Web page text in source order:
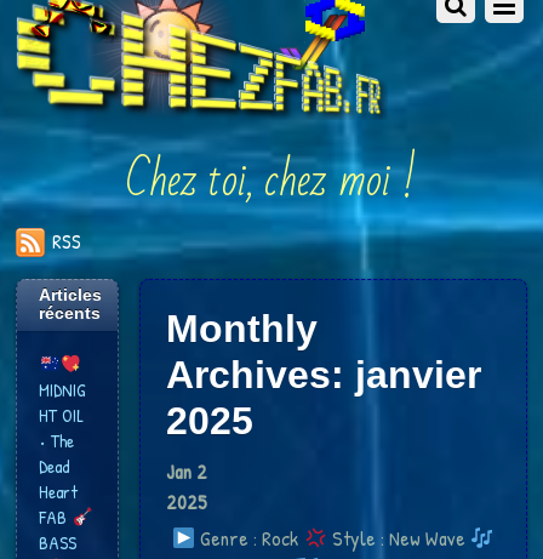
Chez toi, chez moi !
RSS
Monthly
Archives: janvier
2025
Jan 2
2025
Genre : Rock
Style : New Wave
Articles
récents
MIDNIG
HT OIL
• The
Dead
Heart
FAB
BASS